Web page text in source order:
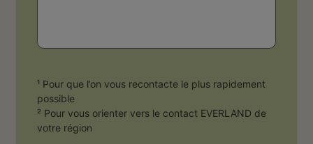
¹ Pour que l’on vous recontacte le plus rapidement
possible
² Pour vous orienter vers le contact EVERLAND de
votre région